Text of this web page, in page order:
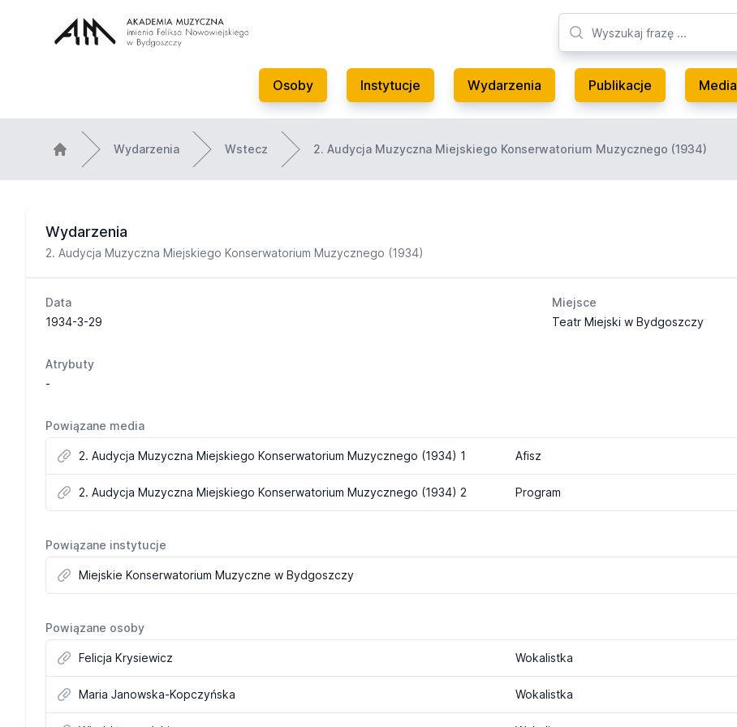
Osoby Instytucje Wydarzenia Publikacje Media
Wydarzenia Wstecz 2. Audycja Muzyczna Miejskiego Konserwatorium Muzycznego (1934)
Wydarzenia
2. Audycja Muzyczna Miejskiego Konserwatorium Muzycznego (1934)
Data
1934-3-29
Miejsce
Teatr Miejski w Bydgoszczy
Atrybuty
-
Powiązane media
2. Audycja Muzyczna Miejskiego Konserwatorium Muzycznego (1934) 1 Afisz
2. Audycja Muzyczna Miejskiego Konserwatorium Muzycznego (1934) 2 Program
Powiązane instytucje
Miejskie Konserwatorium Muzyczne w Bydgoszczy
Powiązane osoby
Felicja Krysiewicz Wokalistka
Maria Janowska-Kopczyńska Wokalistka